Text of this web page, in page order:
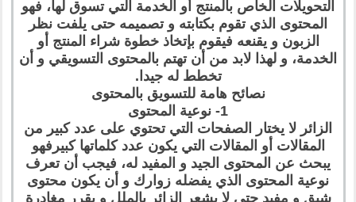
التحويلات الخاص بالمنتج أو الخدمة التي تسوق لها، فهو
المحتوى الذي تقوم بكتابته و تصميمه حتى يلفت نظر
الزبون و يقنعه فيقوم بإتخاذ خطوة شراء المنتج أو
الخدمة، و لهذا لابد من أن تهتم بالمحتوى التسويقي و أن
تخطط له جيدا.
نصائح هامة للتسويق بالمحتوى
1- نوعية المحتوى
الزائر لا يختار الصفحات التي تحتوي على عدد كبير من
المقالات أو المقالات التي يكون عدد كلماتها كبيرفهو
يبحث عن المحتوى الجيد و المفيد له، فيجب أن تعرف
نوعية المحتوى الذي يفضله زوارك و أن يكون محتوى
شيق و مفيد حتى لا يشعر الزائر بالملل و يقرر مغادرة